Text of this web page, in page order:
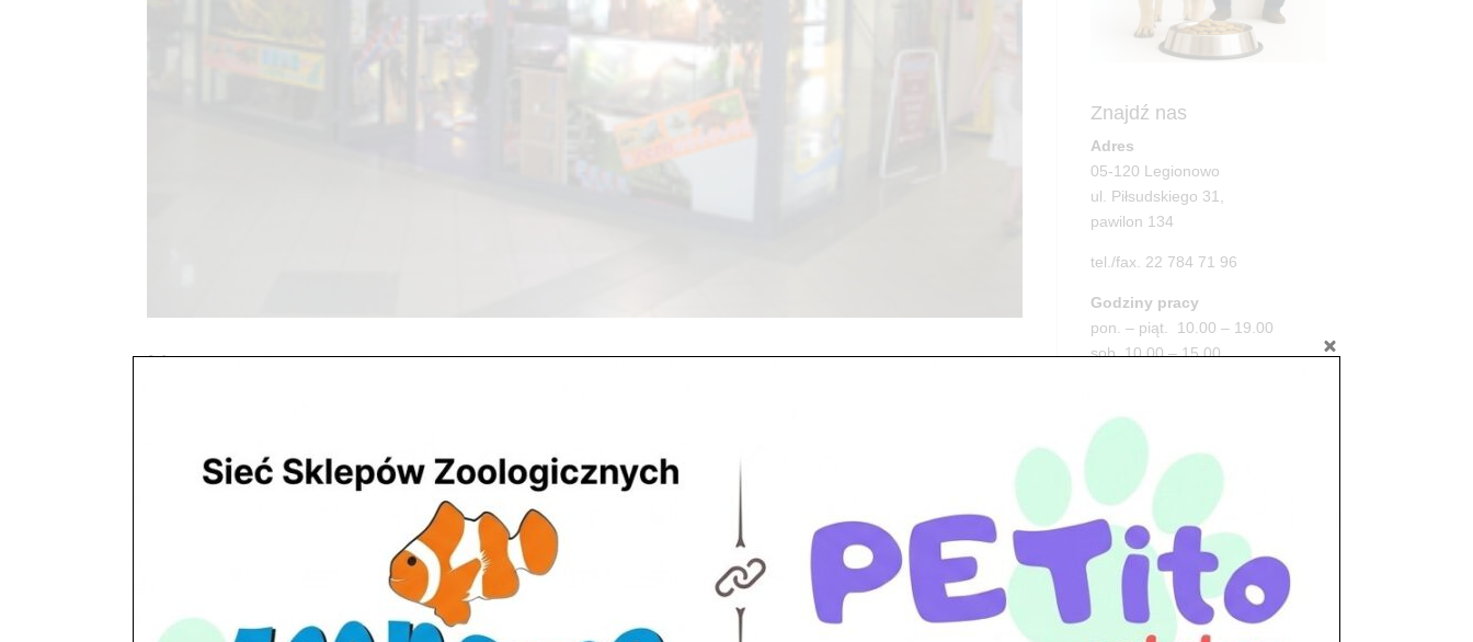
Nasze
631 Zapraszamypon. – piąt. 10.00 – 19.00sob. 10.00 – 15.00niedz. zamknięte 05-100...
Znajdź nas
Adres
05-120 Legionowo
ul. Piłsudskiego 31,
pawilon 134
tel./fax. 22 784 71 96
Godziny pracy
pon. – piąt. 10.00 – 19.00
sob. 10.00 – 15.00
Adres
05-100 Nowy Dwór Mazowiecki
ul. Leśna 2
tel. 503 900 215
Godziny pracy
pon. – piąt. 10.00 – 19.00
sob. 8.00 – 15.00